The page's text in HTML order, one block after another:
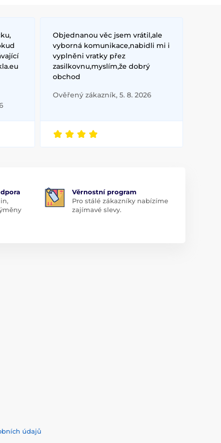
Objednanou věc jsem vrátil,ale
vyborná komunikace,nabidli mi i
vyplněni vratky přez
zasilkovnu,myslím,že dobrý
obchod
Ověřený zákazník, 5. 8. 2026
Věrnostní program
Pro stálé zákazníky nabízíme
zajímavé slevy.
údajů